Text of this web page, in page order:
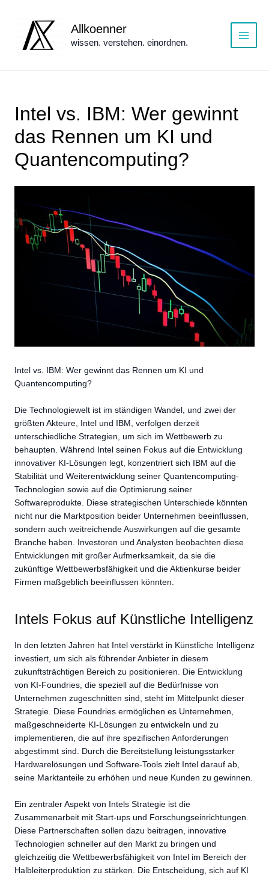
springen
Allkoenner
wissen. verstehen. einordnen.
Main
Intel vs. IBM: Wer gewinnt
das Rennen um KI und
Quantencomputing?
Intel vs. IBM: Wer gewinnt das Rennen um KI und
Quantencomputing?
Die Technologiewelt ist im ständigen Wandel, und zwei der
größten Akteure, Intel und IBM, verfolgen derzeit
unterschiedliche Strategien, um sich im Wettbewerb zu
behaupten. Während Intel seinen Fokus auf die Entwicklung
innovativer KI-Lösungen legt, konzentriert sich IBM auf die
Stabilität und Weiterentwicklung seiner Quantencomputing-
Technologien sowie auf die Optimierung seiner
Softwareprodukte. Diese strategischen Unterschiede könnten
nicht nur die Marktposition beider Unternehmen beeinflussen,
sondern auch weitreichende Auswirkungen auf die gesamte
Branche haben. Investoren und Analysten beobachten diese
Entwicklungen mit großer Aufmerksamkeit, da sie die
zukünftige Wettbewerbsfähigkeit und die Aktienkurse beider
Firmen maßgeblich beeinflussen könnten.
Intels Fokus auf Künstliche Intelligenz
In den letzten Jahren hat Intel verstärkt in Künstliche Intelligenz
investiert, um sich als führender Anbieter in diesem
zukunftsträchtigen Bereich zu positionieren. Die Entwicklung
von KI-Foundries, die speziell auf die Bedürfnisse von
Unternehmen zugeschnitten sind, steht im Mittelpunkt dieser
Strategie. Diese Foundries ermöglichen es Unternehmen,
maßgeschneiderte KI-Lösungen zu entwickeln und zu
implementieren, die auf ihre spezifischen Anforderungen
abgestimmt sind. Durch die Bereitstellung leistungsstarker
Hardwarelösungen und Software-Tools zielt Intel darauf ab,
seine Marktanteile zu erhöhen und neue Kunden zu gewinnen.
Ein zentraler Aspekt von Intels Strategie ist die
Zusammenarbeit mit Start-ups und Forschungseinrichtungen.
Diese Partnerschaften sollen dazu beitragen, innovative
Technologien schneller auf den Markt zu bringen und
gleichzeitig die Wettbewerbsfähigkeit von Intel im Bereich der
Halbleiterproduktion zu stärken. Die Entscheidung, sich auf KI